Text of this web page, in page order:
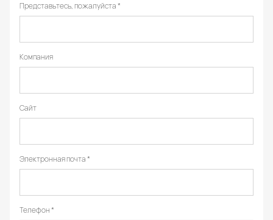
Представьтесь, пожалуйста
Компания
Сайт
Электронная почта
Телефон